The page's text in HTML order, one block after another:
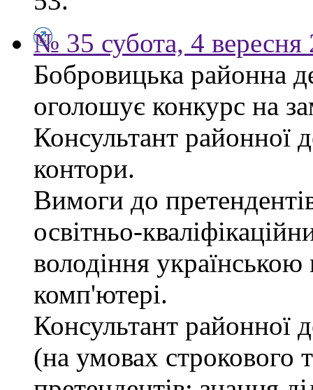
№ 35 субота, 4 вересня
Бобровицька районна
оголошує конкурс на
Консультант районної
контори.
Вимоги до
освітньо-
володіння
комп'ютері.
Консультант районної
(на умовах строкового